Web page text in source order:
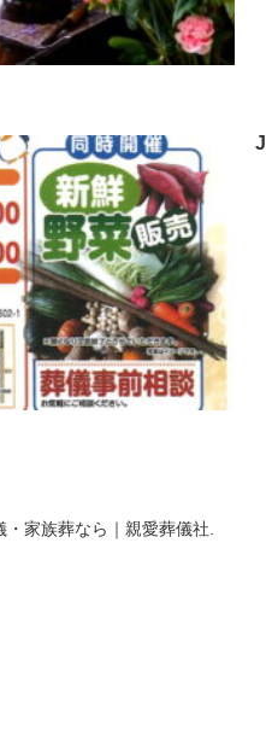
家族葬なら｜親愛葬儀社.